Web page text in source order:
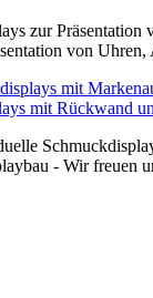
zur
von
- Wir freuen